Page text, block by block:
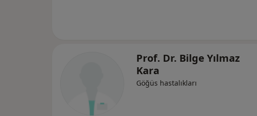
Prof. Dr. Bilge Yılmaz
Kara
Göğüs hastalıkları